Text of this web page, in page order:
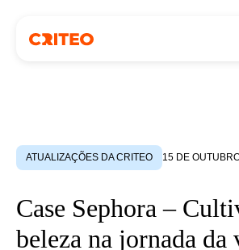
ATUALIZAÇÕES DA CRITEO 15 DE
Case Sephora –
beleza na jornada da